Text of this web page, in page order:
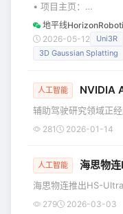
AI、图形渲染、科学
• 项目主页：
https://
• 文章链接：
https://arxiv.org/
• GitHub代码**：**
概述 在现实场景中，
姿、深度或点云等
地平线
2026-05-12
Uni3R
3D Gaussian Splatting
人工智能 NVIDIA Alpamayo：基于
辅助驾驶研究领域正
革。视觉-语言-动作推
人的思维能力。这类
空间中运行的隐式世界
281 2026-01-14
人工智能 海思物连HS-Ultra 7L2D
海思物连推出HS-
算工控机，搭载Intel
279 2026-03-03